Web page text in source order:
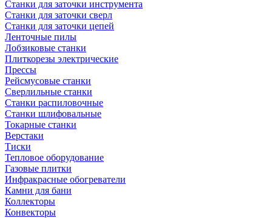
Станки для заточки инструмента
Станки для заточки сверл
Станки для заточки цепей
Ленточные пилы
Лобзиковые станки
Плиткорезы электрические
Прессы
Рейсмусовые станки
Сверлильные станки
Станки распиловочные
Станки шлифовальные
Токарные станки
Верстаки
Тиски
Тепловое оборудование
Газовые плитки
Инфракрасные обогреватели
Камни для бани
Коллекторы
Конвекторы